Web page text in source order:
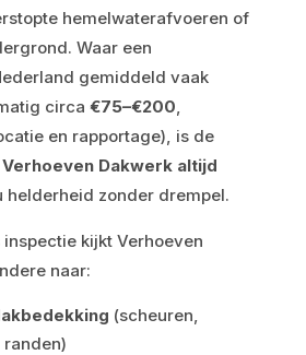
hemelwaterafvoeren of
Waar een
gemiddeld vaak
circa €75–€200,
en rapportage), is de
Dakwerk altijd
helderheid zonder drempel.
kijkt Verhoeven
naar:
(scheuren,